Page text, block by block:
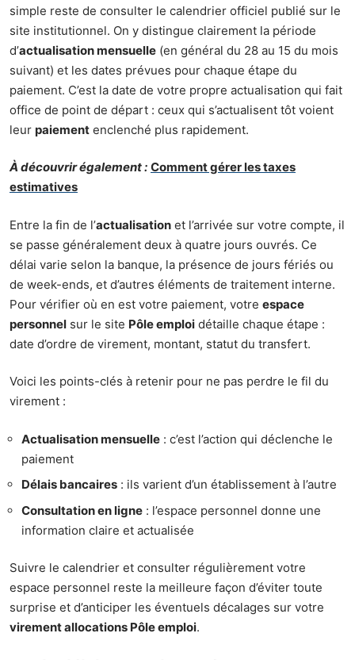
simple reste de consulter le calendrier officiel publié sur le
site institutionnel. On y distingue clairement la période
d’actualisation mensuelle (en général du 28 au 15 du mois
suivant) et les dates prévues pour chaque étape du
paiement. C’est la date de votre propre actualisation qui fait
office de point de départ : ceux qui s’actualisent tôt voient
leur paiement enclenché plus rapidement.
À découvrir également : Comment gérer les taxes
estimatives
Entre la fin de l’actualisation et l’arrivée sur votre compte, il
se passe généralement deux à quatre jours ouvrés. Ce
délai varie selon la banque, la présence de jours fériés ou
de week-ends, et d’autres éléments de traitement interne.
Pour vérifier où en est votre paiement, votre espace
personnel sur le site Pôle emploi détaille chaque étape :
date d’ordre de virement, montant, statut du transfert.
Voici les points-clés à retenir pour ne pas perdre le fil du
virement :
Actualisation mensuelle : c’est l’action qui déclenche le
paiement
Délais bancaires : ils varient d’un établissement à l’autre
Consultation en ligne : l’espace personnel donne une
information claire et actualisée
Suivre le calendrier et consulter régulièrement votre
espace personnel reste la meilleure façon d’éviter toute
surprise et d’anticiper les éventuels décalages sur votre
virement allocations Pôle emploi.